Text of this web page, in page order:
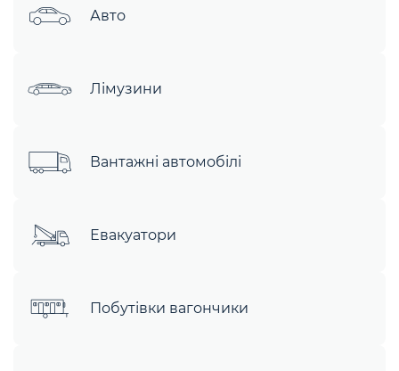
Авто
Лімузини
Вантажні автомобілі
Евакуатори
Побутівки вагончики